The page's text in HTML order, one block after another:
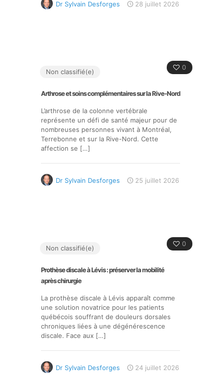
Dr Sylvain Desforges 28 juillet 2026
0
Non classifié(e)
Arthrose et soins complémentaires sur la Rive-Nord
L’arthrose de la colonne vertébrale
représente un défi de santé majeur pour de
nombreuses personnes vivant à Montréal,
Terrebonne et sur la Rive-Nord. Cette
affection se […]
Dr Sylvain Desforges 25 juillet 2026
0
Non classifié(e)
Prothèse discale à Lévis : préserver la mobilité
après chirurgie
La prothèse discale à Lévis apparaît comme
une solution novatrice pour les patients
québécois souffrant de douleurs dorsales
chroniques liées à une dégénérescence
discale. Face aux […]
Dr Sylvain Desforges 24 juillet 2026